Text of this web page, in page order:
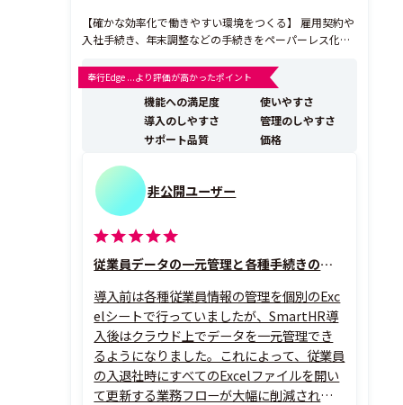
【確かな効率化で働きやすい環境をつくる】 雇用契約や
入社手続き、年末調整などの手続きをペーパーレス化
にも負担がなく、心地よく使える設計で、誰もが働きや
すい環境づくりを後押しします。また、業務を通じて蓄
積された従業員データを人的資本経営やタレントマネジ
メントにも活...
奉行Edge ...より評価が高かったポイント
機能への満足度
使いやすさ
導入のしやすさ
管理のしやすさ
サポート品質
価格
非公開ユーザー
従業員データの一元管理と各種手続きの簡略化が何よりの強み
導入前は各種従業員情報の管理を個別のExc
elシートで行っていましたが、SmartHR導
入後はクラウド上でデータを一元管理でき
るようになりました。これによって、従業員
の入退社時にすべてのExcelファイルを開い
て更新する業務フローが大幅に削減されま